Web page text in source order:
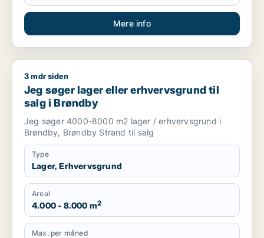
Mere info
Jeg søger lager eller erhvervsgrund til salg i Brøndby
3 mdr siden
Jeg søger lager eller erhvervsgrund til
salg i Brøndby
Jeg søger 4000-8000 m2 lager / erhvervsgrund i
Brøndby, Brøndby Strand til salg
Type
Lager, Erhvervsgrund
Areal
4.000 - 8.000 m2
Max. per måned